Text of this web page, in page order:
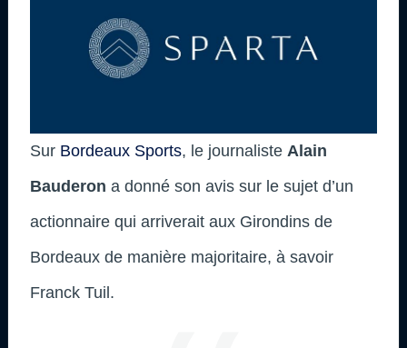
Sur Bordeaux Sports, le journaliste Alain
Bauderon a donné son avis sur le sujet d’un
actionnaire qui arriverait aux Girondins de
Bordeaux de manière majoritaire, à savoir
Franck Tuil.